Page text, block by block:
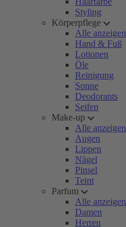
Styling
Körperpflege
Alle anzeigen
Hand & Fuß
Lotionen
Öle
Reinigung
Sonne
Deodorants
Seifen
Make-up
Alle anzeigen
Augen
Lippen
Nägel
Pinsel
Teint
Parfum
Alle anzeigen
Damen
Herren